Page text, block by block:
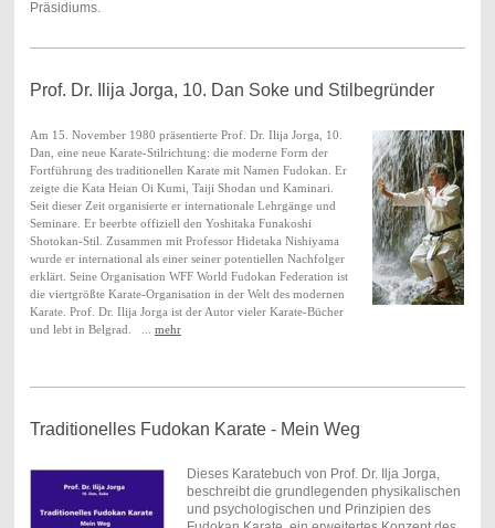
Präsidiums.
Prof. Dr. Ilija Jorga, 10. Dan Soke und Stilbegründer
Am 15. November 1980 präsentierte Prof. Dr. Ilija Jorga, 10.
Dan, eine neue Karate-Stilrichtung: die moderne Form der
Fortführung des traditionellen Karate mit Namen Fudokan. Er
zeigte die Kata Heian Oi Kumi, Taiji Shodan und Kaminari.
Seit dieser Zeit organisierte er internationale Lehrgänge und
Seminare. Er beerbte offiziell den Yoshitaka Funakoshi
Shotokan-Stil. Zusammen mit Professor Hidetaka Nishiyama
wurde er international als einer seiner potentiellen Nachfolger
erklärt. Seine Organisation WFF World Fudokan Federation ist
die viertgrößte Karate-Organisation in der Welt des modernen
Karate. Prof. Dr. Ilija Jorga ist der Autor vieler Karate-Bücher
und lebt in Belgrad. ... mehr
Traditionelles Fudokan Karate - Mein Weg
Dieses Karatebuch von Prof. Dr. Ilja Jorga,
beschreibt die grundlegenden physikalischen
und psychologischen und Prinzipien des